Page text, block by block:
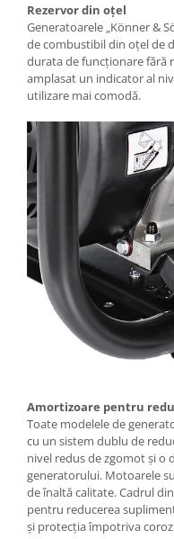
Rezervor din oțel
Generatoarele „Könner &
de combustibil din oțel de
durata de funcționare fără
amplasat un indicator al
utilizare mai comodă.
Amortizoare pentru
Toate modelele de
cu un sistem dublu de
nivel redus de zgomot și o
generatorului. Motoarele
de înaltă calitate. Cadrul
pentru reducerea
și protecția împotriva